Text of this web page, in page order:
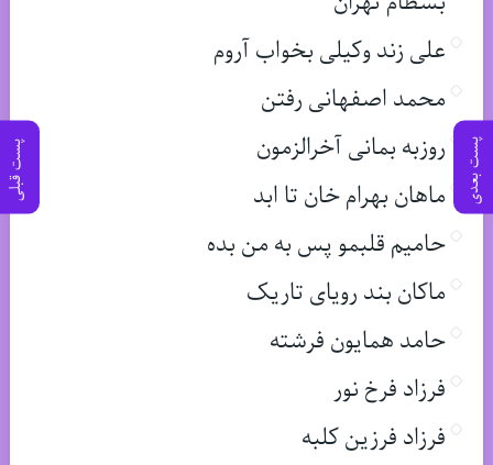
پست بعدی پست قبلی
علی زند وکیلی بخواب آروم
محمد اصفهانی رفتن
روزبه بمانی آخرالزمون
ماهان بهرام خان تا ابد
حامیم قلبمو پس به من بده
ماکان بند رویای تاریک
حامد همایون فرشته
فرزاد فرخ نور
فرزاد فرزین کلبه